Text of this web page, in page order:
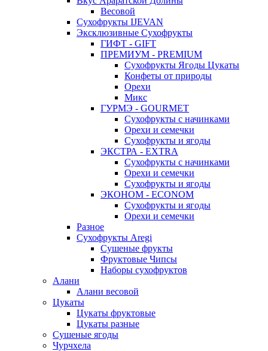
Весовой
Сухофрукты IJEVAN
Эксклюзивные Сухофрукты
ГИФТ - GIFT
ПРЕМИУМ - PREMIUM
Сухофрукты Ягоды Цукаты
Конфеты от природы
Орехи
Микс
ГУРМЭ - GOURMET
Сухофрукты с начинками
Орехи и семечки
Сухофрукты и ягоды
ЭКСТРА - EXTRA
Сухофрукты с начинками
Орехи и семечки
Сухофрукты и ягоды
ЭКОНОМ - ECONOM
Сухофрукты и ягоды
Орехи и семечки
Разное
Сухофрукты Aregi
Сушеные фрукты
Фруктовые Чипсы
Наборы сухофруктов
Алани
Алани весовой
Цукаты
Цукаты фруктовые
Цукаты разные
Сушеные ягоды
Чурчхела